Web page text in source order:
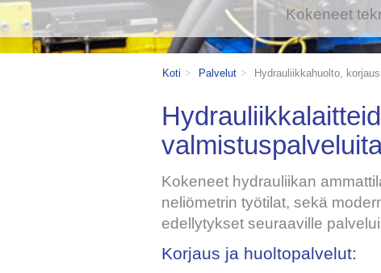
Kokeneet
Koti Palvelut Hydrauliikkahuolto,
Kokeneet hydrauliikan
neliömetrin työtilat, sekä
edellytykset seuraaville
Korjaus ja huoltopalvelut: